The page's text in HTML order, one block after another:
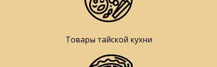
Товары тайской кухни